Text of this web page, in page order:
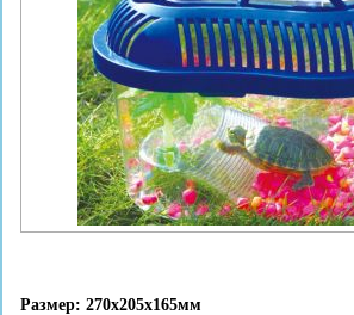
Размер: 270x205x165мм